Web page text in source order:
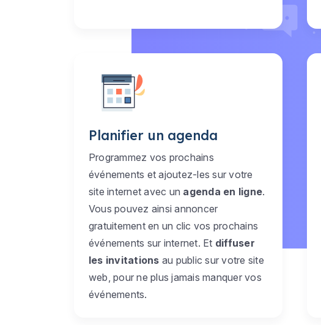
Planifier un agenda
Programmez vos prochains
événements et ajoutez-les sur votre
site internet avec un agenda en ligne.
Vous pouvez ainsi annoncer
gratuitement en un clic vos prochains
événements sur internet. Et diffuser
les invitations au public sur votre site
web, pour ne plus jamais manquer vos
événements.